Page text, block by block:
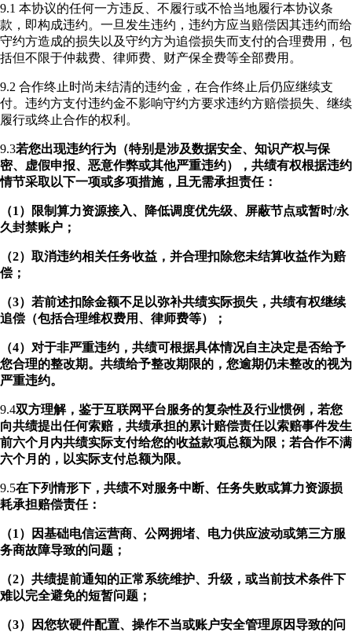
9.1 本协议的任何一方违反、不履行或不恰当地履行本协议条
款，即构成违约。一旦发生违约，违约方应当赔偿因其违约而给
守约方造成的损失以及守约方为追偿损失而支付的合理费用，包
括但不限于仲裁费、律师费、财产保全费等全部费用。
9.2 合作终止时尚未结清的违约金，在合作终止后仍应继续支
付。违约方支付违约金不影响守约方要求违约方赔偿损失、继续
履行或终止合作的权利。
9.3若您出现违约行为（特别是涉及数据安全、知识产权与保
密、虚假申报、恶意作弊或其他严重违约），共绩有权根据违约
情节采取以下一项或多项措施，且无需承担责任：
（1）限制算力资源接入、降低调度优先级、屏蔽节点或暂时/永
久封禁账户；
（2）取消违约相关任务收益，并合理扣除您未结算收益作为赔
偿；
（3）若前述扣除金额不足以弥补共绩实际损失，共绩有权继续
追偿（包括合理维权费用、律师费等）；
（4）对于非严重违约，共绩可根据具体情况自主决定是否给予
您合理的整改期。共绩给予整改期限的，您逾期仍未整改的视为
严重违约。
9.4双方理解，鉴于互联网平台服务的复杂性及行业惯例，若您
向共绩提出任何索赔，共绩承担的累计赔偿责任以索赔事件发生
前六个月内共绩实际支付给您的收益款项总额为限；若合作不满
六个月的，以实际支付总额为限。
9.5在下列情形下，共绩不对服务中断、任务失败或算力资源损
耗承担赔偿责任：
（1）因基础电信运营商、公网拥堵、电力供应波动或第三方服
务商故障导致的问题；
（2）共绩提前通知的正常系统维护、升级，或当前技术条件下
难以完全避免的短暂问题；
（3）因您软硬件配置、操作不当或账户安全管理原因导致的问